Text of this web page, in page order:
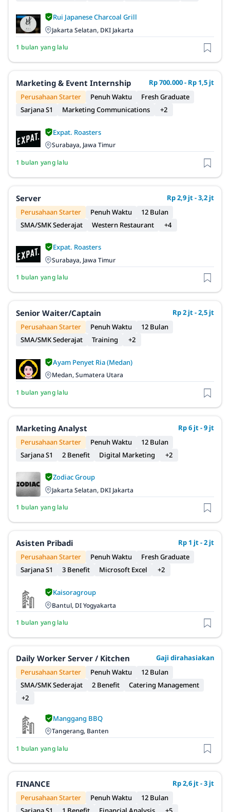
Rui Japanese Charcoal Grill
Jakarta Selatan, DKI Jakarta
1 bulan yang lalu
Marketing & Event Internship
Rp 700.000 - Rp 1,5 jt
Perusahaan Starter
Penuh Waktu
Fresh Graduate
Sarjana S1
Marketing Communications +2
Expat. Roasters
Surabaya, Jawa Timur
1 bulan yang lalu
Server
Rp 2,9 jt - 3,2 jt
Perusahaan Starter
Penuh Waktu
12 Bulan
SMA/SMK Sederajat
Western Restaurant +4
Expat. Roasters
Surabaya, Jawa Timur
1 bulan yang lalu
Senior Waiter/captain
Rp 2 jt - 2,5 jt
Perusahaan Starter
Penuh Waktu
12 Bulan
SMA/SMK Sederajat
Training +2
Ayam Penyet Ria (Medan)
Medan, Sumatera Utara
1 bulan yang lalu
Marketing Analyst
Rp 6 jt - 9 jt
Perusahaan Starter
Penuh Waktu
12 Bulan
Sarjana S1
2 Benefit Digital Marketing +2
Zodiac Group
Jakarta Selatan, DKI Jakarta
1 bulan yang lalu
Asisten Pribadi
Rp 1 jt - 2 jt
Perusahaan Starter
Penuh Waktu
Fresh Graduate
Sarjana S1
3 Benefit Microsoft Excel +2
Kaisoragroup
Bantul, DI Yogyakarta
1 bulan yang lalu
Daily Worker Server / Kitchen
Gaji dirahasiakan
Perusahaan Starter
Penuh Waktu
12 Bulan
SMA/SMK Sederajat
2 Benefit
Catering Management
+2
Manggang BBQ
Tangerang, Banten
1 bulan yang lalu
FINANCE
Rp 2,6 jt - 3 jt
Perusahaan Starter
Penuh Waktu
12 Bulan